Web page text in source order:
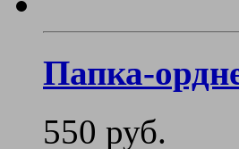
Папка-
550 руб.